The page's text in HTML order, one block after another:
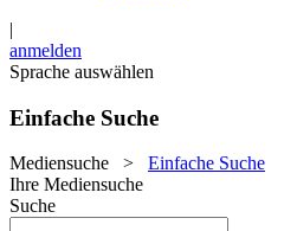
|
anmelden
Sprache auswählen
Einfache Suche
Mediensuche > Einfache Suche
Ihre Mediensuche
Suche